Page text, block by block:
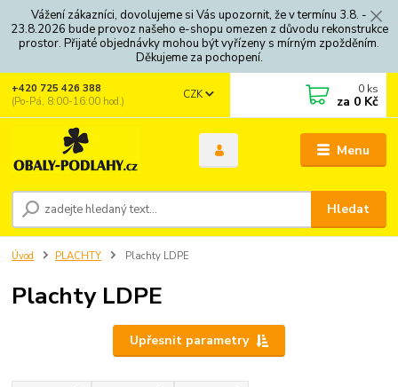
Vážení zákazníci, dovolujeme si Vás upozornit, že v termínu 3.8. -
23.8.2026 bude provoz našeho e-shopu omezen z důvodu rekonstrukce
prostor. Přijaté objednávky mohou být vyřízeny s mírným zpožděním.
Děkujeme za pochopení.
Menu
CZK
Hledat
+420 725 426 388
(Po-Pá, 8:00-16:00 hod.)
0 ks
za 0 Kč
Úvod PLACHTY Plachty LDPE
Plachty LDPE
Upřesnit parametry